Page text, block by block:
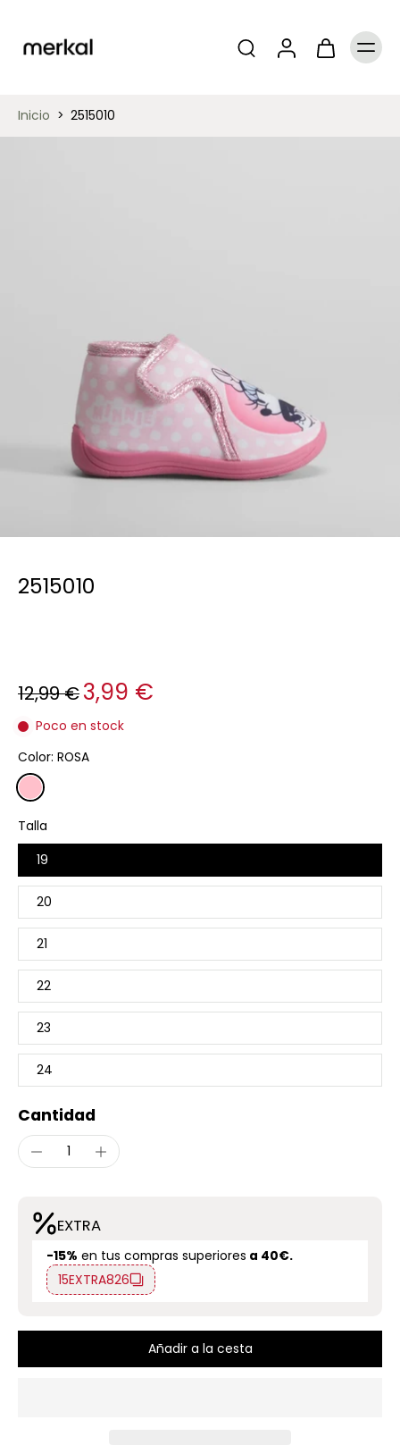
Inicio > 2515010
2515010
12,99 €3,99 €
Poco en stock
Color: ROSA
Talla
19
20
21
22
23
24
Cantidad
EXTRA
-15% en tus compras superiores a 40€.
15EXTRA826
Añadir a la cesta